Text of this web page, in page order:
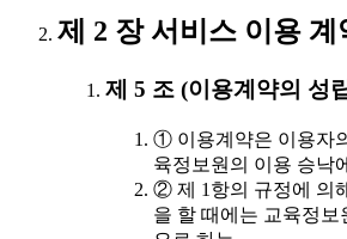
제 2 장 서비스 이용 계
제 5 조 (이용계약의 성
① 이용계약은 이용자
육정보원의 이용 승낙
② 제 1항의 규정에 의
을 할 때에는 교육정보